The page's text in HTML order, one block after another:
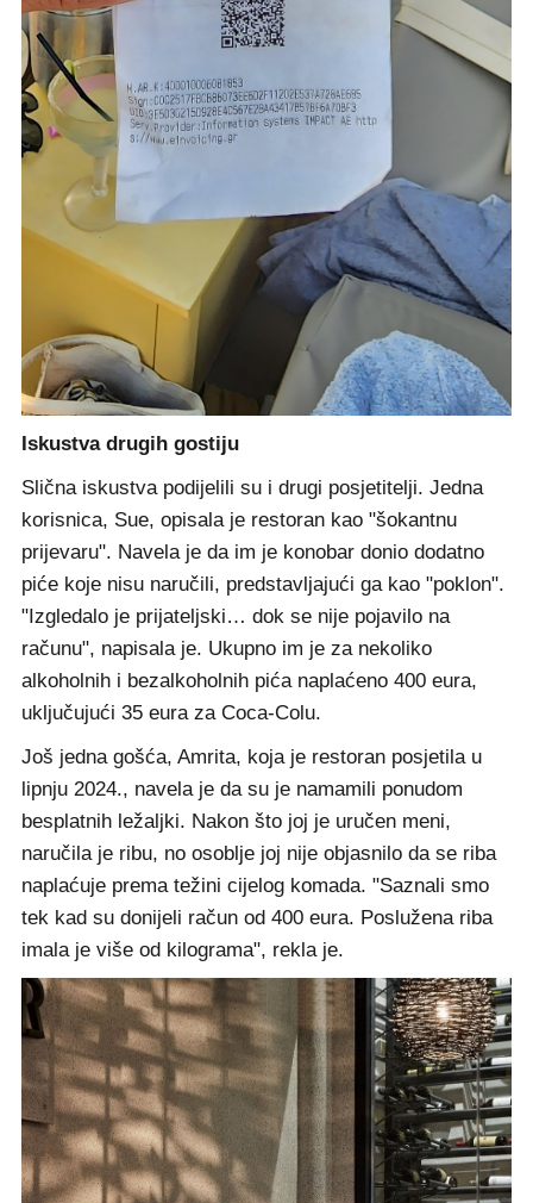
Iskustva drugih gostiju
Slična iskustva podijelili su i drugi posjetitelji. Jedna
korisnica, Sue, opisala je restoran kao "šokantnu
prijevaru". Navela je da im je konobar donio dodatno
piće koje nisu naručili, predstavljajući ga kao "poklon".
"Izgledalo je prijateljski… dok se nije pojavilo na
računu", napisala je. Ukupno im je za nekoliko
alkoholnih i bezalkoholnih pića naplaćeno 400 eura,
uključujući 35 eura za Coca-Colu.
Još jedna gošća, Amrita, koja je restoran posjetila u
lipnju 2024., navela je da su je namamili ponudom
besplatnih ležaljki. Nakon što joj je uručen meni,
naručila je ribu, no osoblje joj nije objasnilo da se riba
naplaćuje prema težini cijelog komada. "Saznali smo
tek kad su donijeli račun od 400 eura. Poslužena riba
imala je više od kilograma", rekla je.